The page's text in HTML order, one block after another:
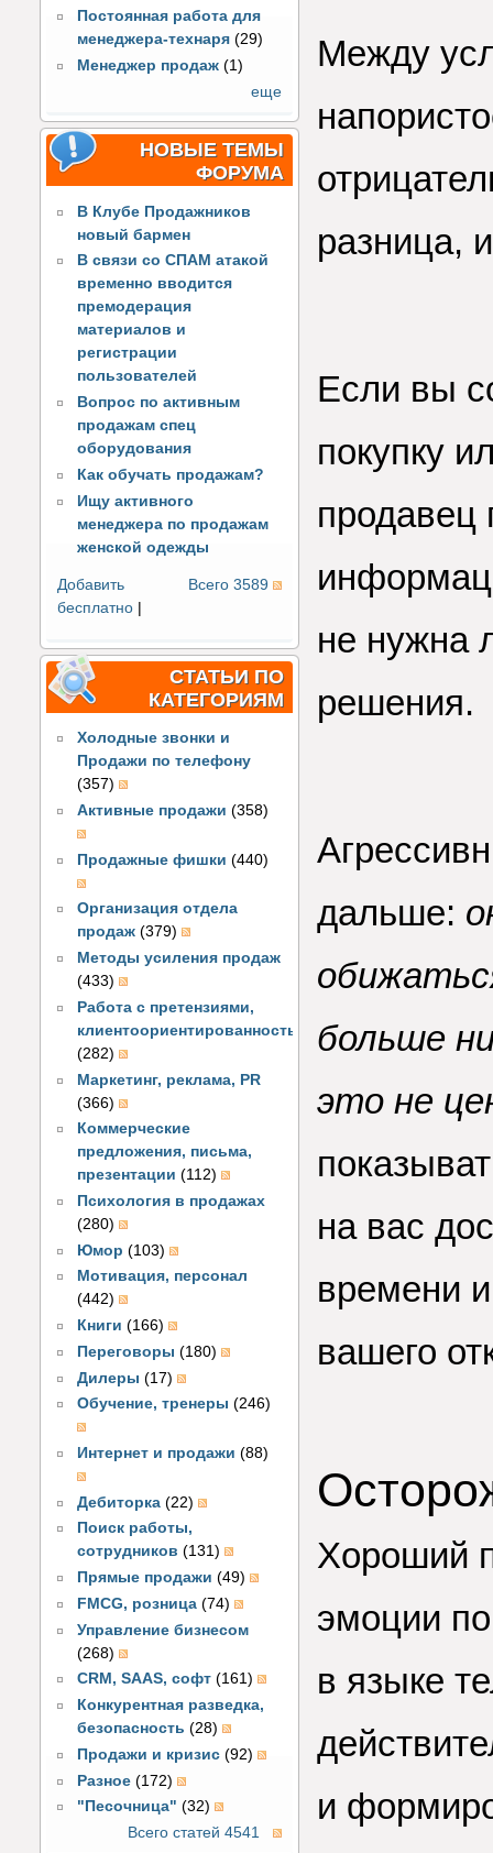
Постоянная работа для
менеджера-технаря (29)
Менеджер продаж (1)
еще
НОВЫЕ ТЕМЫ
ФОРУМА
В Клубе Продажников
новый бармен
В связи со СПАМ атакой
временно вводится
премодерация
материалов и
регистрации
пользователей
Вопрос по активным
продажам спец
оборудования
Как обучать продажам?
Ищу активного
менеджера по продажам
женской одежды
Всего 3589
Добавить
бесплатно |
СТАТЬИ ПО
КАТЕГОРИЯМ
Холодные звонки и
Продажи по телефону
(357)
Активные продажи (358)
Продажные фишки (440)
Организация отдела
продаж (379)
Методы усиления продаж
(433)
Работа с претензиями,
клиентоориентированность
(282)
Маркетинг, реклама, PR
(366)
Коммерческие
предложения, письма,
презентации (112)
Психология в продажах
(280)
Юмор (103)
Мотивация, персонал
(442)
Книги (166)
Переговоры (180)
Дилеры (17)
Обучение, тренеры (246)
Интернет и продажи (88)
Дебиторка (22)
Поиск работы,
сотрудников (131)
Прямые продажи (49)
FMCG, розница (74)
Управление бизнесом
(268)
CRM, SAAS, софт (161)
Конкурентная разведка,
безопасность (28)
Продажи и кризис (92)
Разное (172)
"Песочница" (32)
Всего статей 4541
Между
разница,
Если вы
покупку
продавец
не нужна
решения.
дальше:
больше
это не
на вас
времени
вашего
Хороший
эмоции
в языке
и